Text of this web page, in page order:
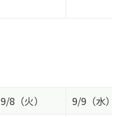
9/8（火）
9/9（水）